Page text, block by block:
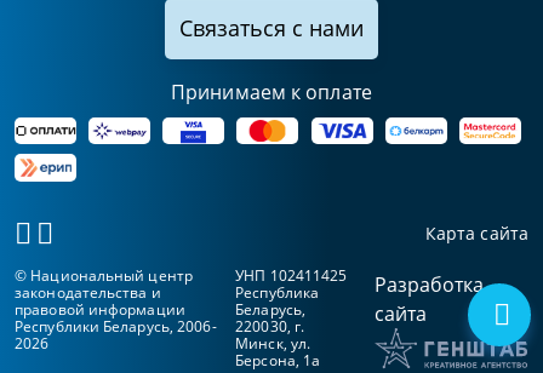
Связаться с нами
Принимаем к оплате
Карта сайта
© Национальный центр
законодательства и
правовой информации
Республики Беларусь, 2006-
2026
УНП 102411425
Республика
Беларусь,
220030, г.
Минск, ул.
Берсона, 1а
Разработка
сайта